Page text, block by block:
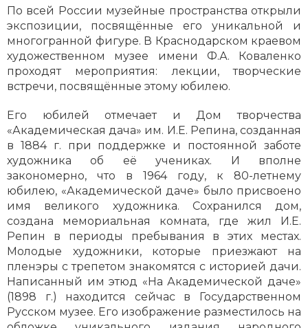
По всей России музейные пространства открыли
экспозиции, посвящённые его уникальной и
многогранной фигуре. В Краснодарском краевом
художественном музее имени Ф.А. Коваленко
проходят мероприятия: лекции, творческие
встречи, посвящённые этому юбилею.
Его юбилей отмечает и Дом творчества
«Академическая дача» им. И.Е. Репина, созданная
в 1884 г. при поддержке и постоянной заботе
художника об её учениках. И вполне
закономерно, что в 1964 году, к 80-летнему
юбилею, «Академической даче» было присвоено
имя великого художника. Сохранился дом,
создана мемориальная комната, где жил И.Е.
Репин в периоды пребывания в этих местах.
Молодые художники, которые приезжают на
пленэры с трепетом знакомятся с историей дачи.
Написанный им этюд «На Академической даче»
(1898 г.) находится сейчас в Государственном
Русском музее. Его изображение разместилось на